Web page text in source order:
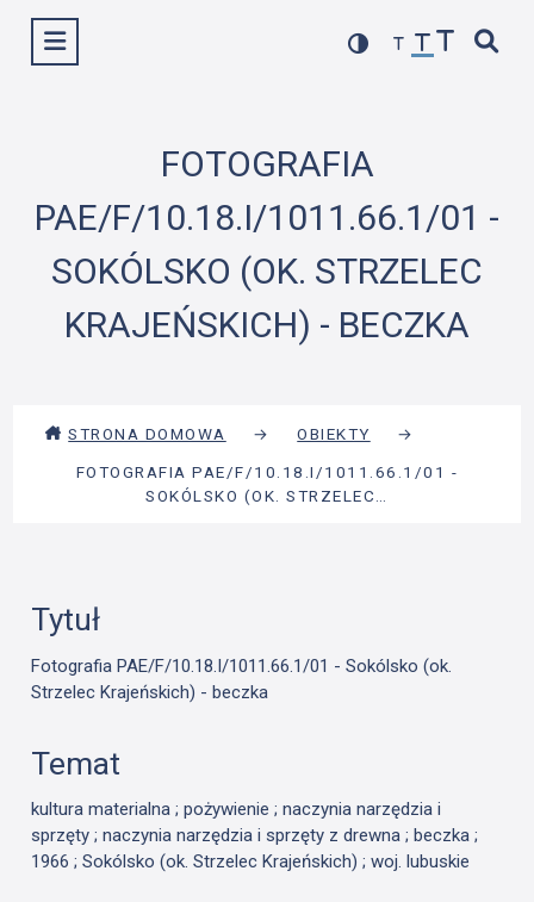
Wyświetl menu
FOTOGRAFIA
PAE/F/10.18.I/1011.66.1/01 -
SOKÓLSKO (OK. STRZELEC
KRAJEŃSKICH) - BECZKA
STRONA DOMOWA → OBIEKTY
→
FOTOGRAFIA PAE/F/10.18.I/1011.66.1/01 -
SOKÓLSKO (OK. STRZELEC…
Tytuł
Fotografia PAE/F/10.18.I/1011.66.1/01 - Sokólsko (ok.
Strzelec Krajeńskich) - beczka
Temat
kultura materialna ; pożywienie ; naczynia narzędzia i
sprzęty ; naczynia narzędzia i sprzęty z drewna ; beczka ;
1966 ; Sokólsko (ok. Strzelec Krajeńskich) ; woj. lubuskie